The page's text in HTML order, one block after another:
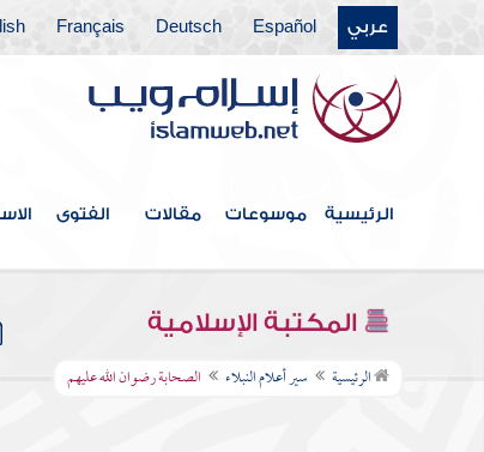
عربي Español
Deutsch
Français
الرئيسية موسوعات مقالات الفتوى
المكتبة الإسلامية
الرئيسية سير أعلام النبلاء الصحابة رضوان الله عليهم
فهرس الكتاب
الصحابة رضوان الله عليهم